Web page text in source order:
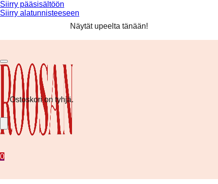
Siirry pääsisältöön
Siirry alatunnisteeseenIlmainen toimitus yli 80 € tilauksiin! ❤️
Näytät upeelta tänään!
0
Ostoskori on tyhjä.